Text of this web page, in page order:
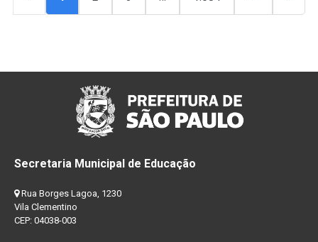
Secretaria Municipal de Educação
Rua Borges Lagoa, 1230
Vila Clementino
CEP: 04038-003